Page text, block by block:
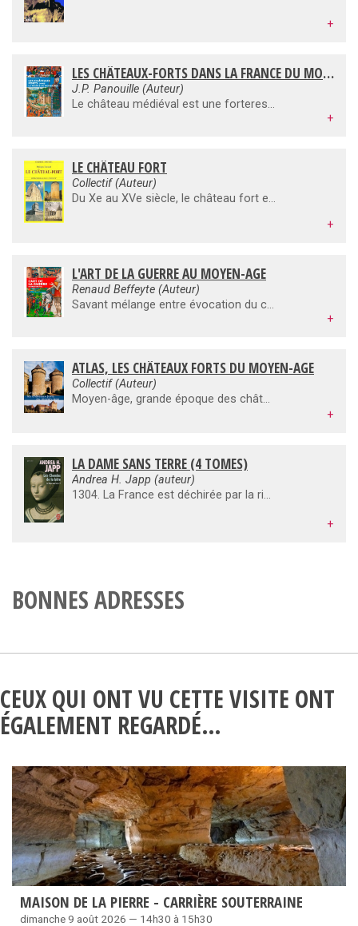
+
LES CHÂTEAUX-FORTS DANS LA FRANCE DU MOYEN-AGE
J.P. Panouille (Auteur)
Le château médiéval est une forteresse. C'est aussi une demeure qui abrite un seigneur, sa famille et ses fidèles. C'est enfin un élément du paysage qui signale la puissance, l'autorité et le prestige de son occupant. L'architecture castrale est ainsi investie d'une triple mission : protéger, loger, magnifier. Il faut l'interpréter à la lumière des combats, des modes de vie, des mentalités. L'histoire des châteaux forts ne saurait se concevoir sans celle de ses habitants. Leur comportement quotidien, leurs préoccupations, font écho aux assauts et aux sièges pour donner sens aux lieux dans lesquels ils vivaient.
+
LE CHÂTEAU FORT
Collectif (Auteur)
Du Xe au XVe siècle, le château fort est l'édifice le plus caractéristique de la civilisation médiévale occidentale. Sa fonction est triple : défense, résidence, symbolisme. Son histoire présente trois périodes. La première (Xe/mi-XIIe siècle) voit la multiplication d'édifices de terre et de bois, dont le célèbre château à motte, et l'apparition de bâtiments en pierres d'un type déjà fort abouti. La seconde (milieu XIIe/fin XIIIe Siècle) crée un édifice révolutionnaire, défensivement beaucoup plus élaboré, qui illustre de manière spectaculaire la puissance de la royauté et celle de quelques très grands seigneurs. La troisième (XIVe/XVe siècle), très prospère, construit des édifices d'un grand luxe, mais elle voit aussi disparaître un bâtiment qui s'avère incapable de s'adapter au changement du monde de la guerre.
+
L'ART DE LA GUERRE AU MOYEN-AGE
Renaud Beffeyte (Auteur)
Savant mélange entre évocation du contexte historique et archéologie expérimentale, l'ouvrage retrace avec précision et détails l'évolution des machines de guerre au Moyen Age, des balbutiements aux plus importantes innovations techniques.Les illustrations, enluminures d'époque et reconstitutions de l'auteur établissent l'accord entre le témoignage historique et ce que l'on peut désormais savoir d'après les trouvailles archéologiques.
+
ATLAS, LES CHÂTEAUX FORTS DU MOYEN-AGE
Collectif (Auteur)
Moyen-âge, grande époque des châteaux-forts et des forteresses imprenables, qui résonnent encore de leurs hauts faits d'armes.C'est dès le Moyen-Âge, alors que des guerres incessantes ravagent le pays, que furent érigés dans toutes les régions de France ces châteaux fortifiés appelés « châteaux forts ». Ces ouvrages représentaient la seule défense contre les invasions, principalement anglaise pendant la « Guerre de cent ans », mais aussi entre les puissants seigneurs. Châteaux forteresses comme celui de l'île d'Yeu cerné par les eaux et qui s'élève dans un paysage grandiose, ou celui de Veauce, sur son éperon rocheux entouré de ravins escarpés. Tous, connus ou méconnus, en ruine, restauré ou dressant encore fièrement leur tour, tous ont une histoire et résonnent de leur glorieux passé.
+
LA DAME SANS TERRE (4 TOMES)
Andrea H. Japp (auteur)
1304. La France est déchirée par la rivalité entre le roi Philippe le Bel, l'Église et le très puissant ordre des Templiers.La belle Agnès de Souarcy, jeune veuve au caractère bien trempé, va voir son destin basculer sans comprendre à quel pointil est lié aux intérêts du royaume et de la chrétienté.Pourquoi son demi-frère, Eudes de Larnay, la fait-il traîner devant les tribunaux de l'Inquisition? D'où viennent ces missives évoquant le «sang divin», qui portent le sceau papal et dont les messagers sont systématiquement assassinés? Leurs cadavres sont retrouvés çà et là, carbonisés, sans pourtant qu'aucune trace de combustion apparaisse.Qu'a découvert le petit Clément, protégé d'Agnès, dans la bibliothèque secrète de l'abbaye de femmes des Clairets?Et que cherche Nicolas Florin, ce grand inquisiteur dont les excès de cruauté font frémir?
+
BONNES ADRESSES
CEUX QUI ONT VU CETTE VISITE ONT
ÉGALEMENT REGARDÉ…
MAISON DE LA PIERRE - CARRIÈRE SOUTERRAINE
dimanche 9 août 2026 — 14h30 à 15h30